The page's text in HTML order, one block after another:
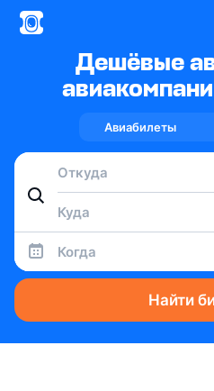
Дешёвые
Авиабилеты
Когда
Найти